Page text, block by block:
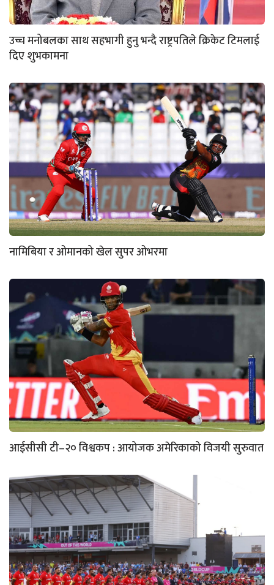
उच्च मनोबलका साथ सहभागी हुनु भन्दै राष्ट्रपतिले क्रिकेट टिमलाई
दिए शुभकामना
नामिबिया र ओमानको खेल सुपर ओभरमा
आईसीसी टी–२० विश्वकप : आयोजक अमेरिकाको विजयी सुरुवात